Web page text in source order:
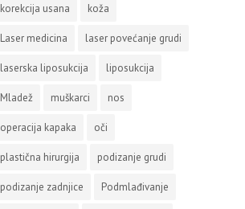
korekcija usana koža
Laser medicina laser povećanje grudi
laserska liposukcija liposukcija
Mladež muškarci nos
operacija kapaka oči
plastična hirurgija podizanje grudi
podizanje zadnjice Podmlađivanje